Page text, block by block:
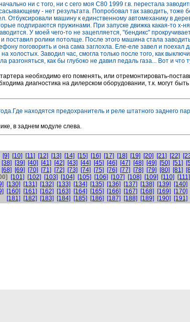
ни с того, ни с сего моя С80 1999 г.в. перестала
- нет результата. Попробовал так заводить, тоже
Отбуксировали машину к единственному автомеханику в
подпираются пружинами. При запуске движка какая-то х-
У моей чего-то не зацепляется, "бендикс"
и поставил ролики потолще. После этого машина стала
поговорить и она сама заглохла. Еле-еле завел и поехал
холостых. Заводил час, смогла только после того, как
разгоняться, как бы глубоко не давил педаль газа... Вот и что
необходимо его поменять, или отремонтировать-
диагностика на дилерском оборудовании, т.к. могут
находятся предохранитель и реле штатного заднего
в заднем модуле слева.
[9] [10] [11] [12] [13] [14] [15] [16] [17] [18] [19] [20] [21] [22]
[38] [39] [40] [41] [42] [43] [44] [45] [46] [47] [48] [49] [50] [51]
[68] [69] [70] [71] [72] [73] [74] [75] [76] [77] [78] [79] [80] [81]
[101] [102] [103] [104] [105] [106] [107] [108] [109] [110] [111]
[130] [131] [132] [133] [134] [135] [136] [137] [138] [139] [140]
[160] [161] [162] [163] [164] [165] [166] [167] [168] [169] [170]
[181]
[182] [183] [184] [185] [186] [187] [188] [189] [190] [191]